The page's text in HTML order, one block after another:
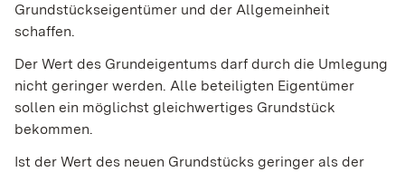
Grundstückseigentümer und der Allgemeinheit
schaffen.
Der Wert des Grundeigentums darf durch die Umlegung
nicht geringer werden. Alle beteiligten Eigentümer
sollen ein möglichst gleichwertiges Grundstück
bekommen.
Ist der Wert des neuen Grundstücks geringer als der